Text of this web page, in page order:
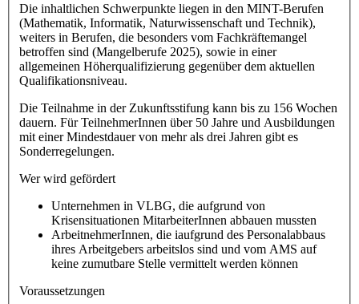
Die inhaltlichen Schwerpunkte liegen in den MINT-Berufen
(Mathematik, Informatik, Naturwissenschaft und Technik),
weiters in Berufen, die besonders vom Fachkräftemangel
betroffen sind (Mangelberufe 2025), sowie in einer
allgemeinen Höherqualifizierung gegenüber dem aktuellen
Qualifikationsniveau.
Die Teilnahme in der Zukunftsstifung kann bis zu 156 Wochen
dauern. Für TeilnehmerInnen über 50 Jahre und Ausbildungen
mit einer Mindestdauer von mehr als drei Jahren gibt es
Sonderregelungen.
Wer wird gefördert
Unternehmen in VLBG, die aufgrund von
Krisensituationen MitarbeiterInnen abbauen mussten
ArbeitnehmerInnen, die iaufgrund des Personalabbaus
ihres Arbeitgebers arbeitslos sind und vom AMS auf
keine zumutbare Stelle vermittelt werden können
Voraussetzungen